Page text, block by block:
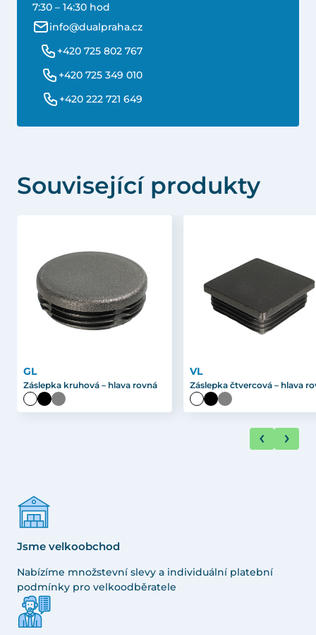
7:30 – 14:30 hod
info@dualpraha.cz
+420 725 802 767
+420 725 349 010
+420 222 721 649
Související produkty
GL
Záslepka kruhová – hlava rovná
VL
Záslepka čtvercová – hlava
Jsme velkoobchod
Nabízíme množstevní slevy a individuální platební
podmínky pro velkoodběratele